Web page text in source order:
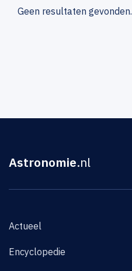
Geen resultaten gevonden.
Astronomie.nl
Actueel
Encyclopedie